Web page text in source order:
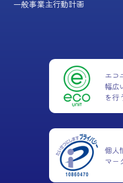
一般事業主行動計画